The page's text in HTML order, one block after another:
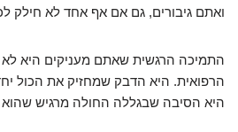
ואתם גיבורים, גם אם אף אחד לא חילק
התמיכה הרגשית שאתם מעניקים היא
הרפואית. היא הדבק שמחזיק את הכול
היא הסיבה שבגללה החולה מרגיש